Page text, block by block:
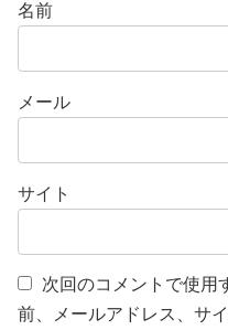
名前
メール
サイト
次回のコメントで使用
前、メールアドレス、サ